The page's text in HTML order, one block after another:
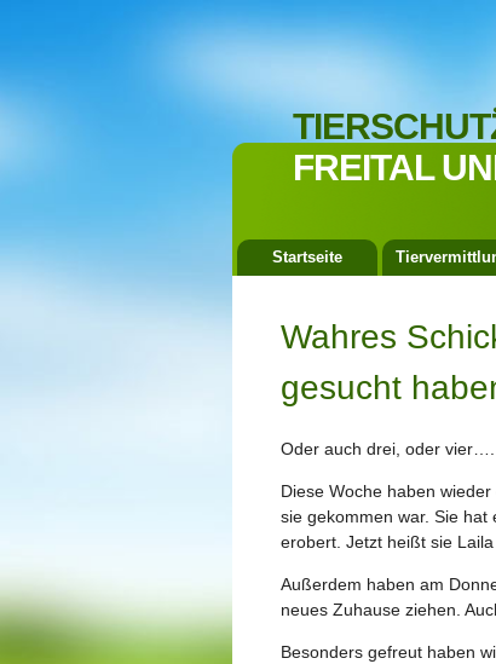
FREITAL
Startseite
Wahres
gesucht
Oder auch drei, oder vier….
Diese Woche haben
sie gekommen war. Sie
erobert. Jetzt heißt sie
Außerdem haben am
neues Zuhause ziehen.
Besonders gefreut haben